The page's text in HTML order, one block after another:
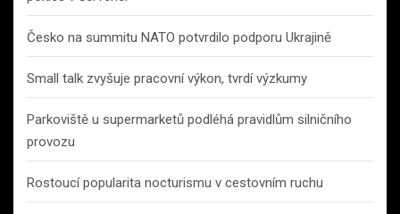
Česko na summitu NATO potvrdilo podporu Ukrajině
Small talk zvyšuje pracovní výkon, tvrdí výzkumy
Parkoviště u supermarketů podléhá pravidlům silničního
provozu
Rostoucí popularita nocturismu v cestovním ruchu